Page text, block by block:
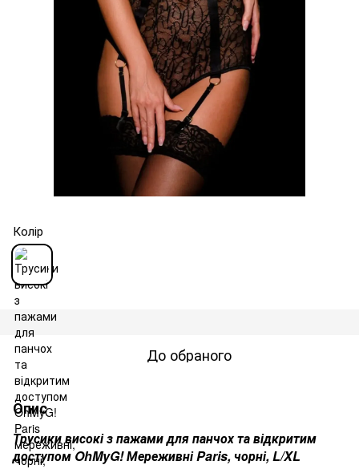
Колір
До обраного
Опис
Трусики високі з пажами для панчох та відкритим
доступом OhMyG! Мереживні Paris, чорні, L/XL